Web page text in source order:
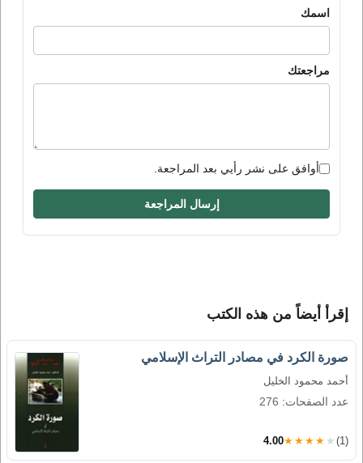
اسمك
مراجعتك
أوافق على نشر رأيي بعد المراجعة.
إرسال المراجعة
إقرأ أيضاً من هذه الكتب
صورة الكرد في مصادر التراث الإسلامي
أحمد محمود الخليل
عدد الصفحات: 276
4.00★★★★★ (1)